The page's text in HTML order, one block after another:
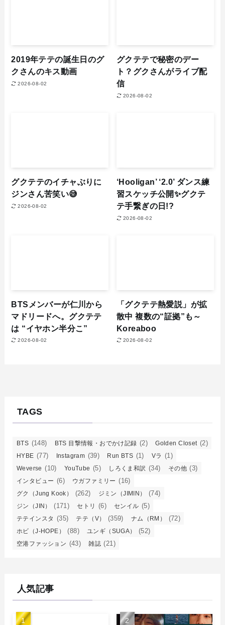
2019年テテの誕生日のグ
クさんのキス動画
2026-08-02
グクテテで秘密のデー
ト？グクさんがライブ配
信
2026-08-02
グクテテのイチャぶりに
ジンさん苦笑い😅
2026-08-02
‘Hooligan’ ‘2.0’ ダンス練
習スケッチ公開✨グクテ
テ手繋ぎの日!?
2026-08-02
BTSメンバーが仁川から
マドリードへ。グクテテ
は “イヤホン半分こ”
2026-08-02
「グクテテ熱愛説」が拡
散中 複数の“証拠”も～
Koreaboo
2026-08-02
TAGS
BTS (148) BTS 目撃情報・おでかけ記録 (2) Golden Closet (2)
HYBE (77) Instagram (39) Run BTS (1) Vラ (1)
Weverse (10) YouTube (5) しろくま和訳 (34) その他 (3)
インタビュー (6) ウガファミリー (16)
グク（Jung Kook） (262) ジミン（JIMIN） (74)
ジン（JIN） (171) セトリ (6) センイル (5)
テテインスタ (35) テテ（V） (359) ナム（RM） (72)
ホビ（J-HOPE） (88) ユンギ（SUGA） (52)
空港ファッション (43) 雑誌 (21)
人気記事